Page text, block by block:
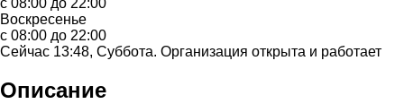
с 08:00 до 22:00
Воскресенье
с 08:00 до 22:00
Сейчас 13:48, Суббота. Организация открыта и работает
Описание